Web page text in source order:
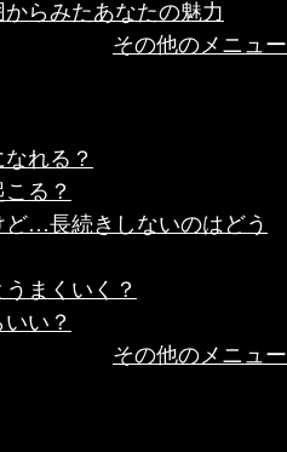
らみたあなたの魅力
その他のメニュー
れる？
る？
…長続きしないのはどう
まくいく？
い？
その他のメニュー